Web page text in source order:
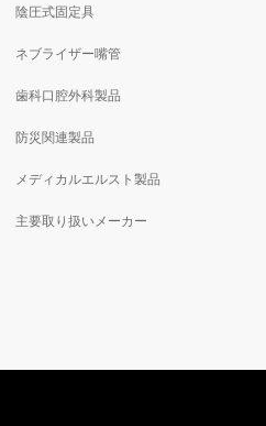
陰圧式固定具
ネブライザー嘴管
歯科口腔外科製品
防災関連製品
メディカルエルスト製品
主要取り扱いメーカー